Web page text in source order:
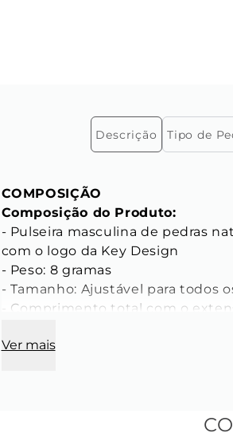
Descrição Tipo de
COMPOSIÇÃO
Composição do Produto:
- Pulseira masculina de pedras
com o logo da Key Design
- Peso: 8 gramas
- Tamanho: Ajustável para todos
- Comprimento total com o
CARACTERÍSTICAS
Ver mais